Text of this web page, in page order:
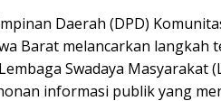
Daerah (DPD)
Barat melancarkan langkah
Swadaya Masyarakat
informasi publik yang